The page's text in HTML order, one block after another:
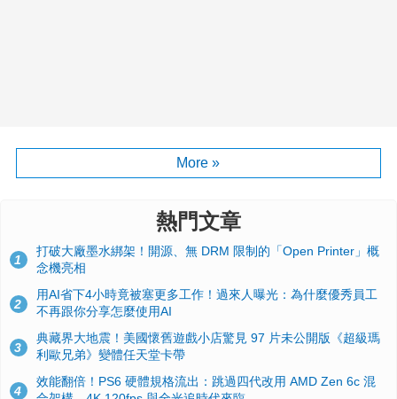
More »
熱門文章
1
打破大廠墨水綁架！開源、無 DRM 限制的「Open Printer」概
念機亮相
2
用AI省下4小時竟被塞更多工作！過來人曝光：為什麼優秀員工
不再跟你分享怎麼使用AI
3
典藏界大地震！美國懷舊遊戲小店驚見 97 片未公開版《超級瑪
利歐兄弟》變體任天堂卡帶
4
效能翻倍！PS6 硬體規格流出：跳過四代改用 AMD Zen 6c 混